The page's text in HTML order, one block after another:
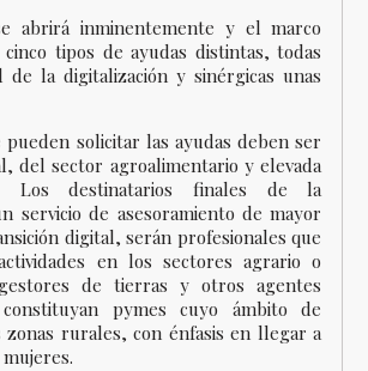
abrirá inminentemente y el marco
tipos de ayudas distintas, todas
la digitalización y sinérgicas unas
pueden solicitar las ayudas deben ser
del sector agroalimentario y elevada
Los destinatarios finales de la
servicio de asesoramiento de mayor
digital, serán profesionales que
en los sectores agrario o
de tierras y otros agentes
pymes cuyo ámbito de
zonas rurales, con énfasis en llegar a